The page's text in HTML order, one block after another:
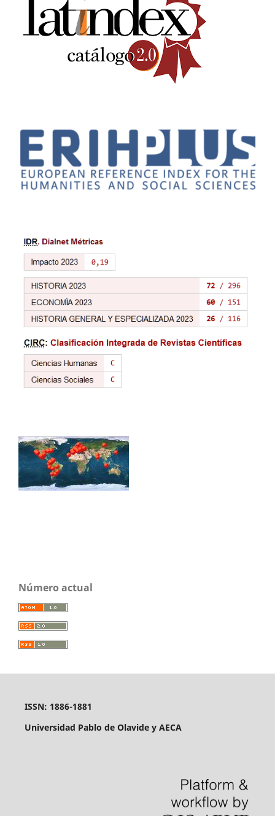
Número actual
ISSN: 1886-1881
Universidad Pablo de Olavide y AECA